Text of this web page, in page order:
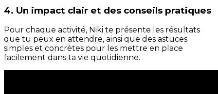
4. Un impact clair et des conseils pratiques
Pour chaque activité, Niki te présente les résultats
que tu peux en attendre, ainsi que des astuces
simples et concrètes pour les mettre en place
facilement dans ta vie quotidienne.